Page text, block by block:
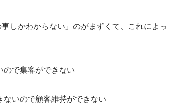
しかわからない」のがまずくて、これによっ
ので集客ができない
ないので顧客維持ができない